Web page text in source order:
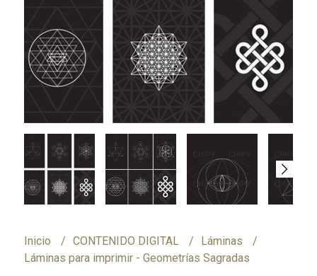
Inicio CONTENIDO DIGITAL
Láminas
Láminas para imprimir - Geometrías Sagradas